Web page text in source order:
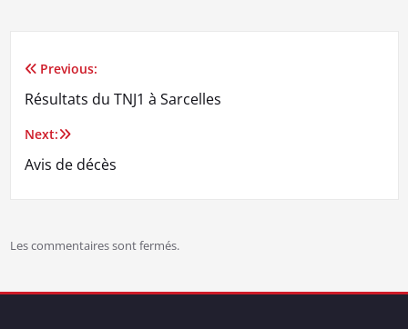
Navigation
de
l’article
Previous:
Résultats du TNJ1 à Sarcelles
Next:
Avis de décès
Les commentaires sont fermés.